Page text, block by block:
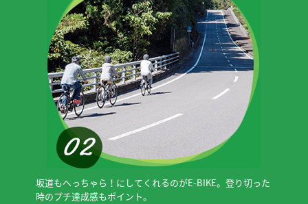
坂道もへっちゃら！にしてくれるのがE-BIKE。登り切った
時のプチ達成感もポイント。